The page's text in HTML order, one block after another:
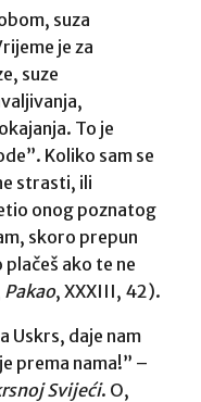
suza
je za
suze
To je
Koliko sam se
strasti, ili
onog poznatog
skoro prepun
ako te ne
Pakao, XXXIII, 42).
Uskrs, daje nam
prema nama!” –
Svijeći. O,